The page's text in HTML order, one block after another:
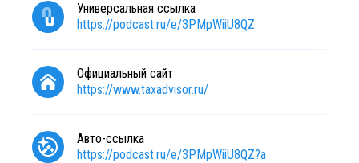
Универсальная ссылка
https://podcast.ru/e/3PMpWiiU8QZ
Официальный сайт
https://www.taxadvisor.ru/
Авто-ссылка
https://podcast.ru/e/3PMpWiiU8QZ?a